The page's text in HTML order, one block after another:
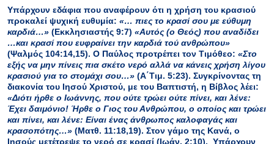
Υπάρχουν εδάφια που αναφέρουν ότι η χρήση του κρασιού
προκαλεί ψυχική ευθυμία: «… πιες το κρασί σου με εύθυμη
καρδιά…» (Εκκλησιαστής 9:7) «Αυτός(ο Θεός) που αναδίδει
…και κρασί που ευφραίνει την καρδιά τού ανθρώπου»
(Ψαλμός 104:14,15). Ο Παύλος προτρέπει τον Τιμόθεο: «Στο
εξής να μην πίνεις πια σκέτο νερό αλλά να κάνεις χρήση λίγου
κρασιού για το στομάχι σου…» (Α΄Τιμ. 5:23). Συγκρίνοντας τη
διακονία του Ιησού Χριστού, με του Βαπτιστή, η Βίβλος λέει:
«Διότι ήρθε ο Ιωάννης, που ούτε τρώει ούτε πίνει, και λένε:
Έχει δαιμόνιο! Ήρθε ο Γιος του Ανθρώπου, ο οποίος και τρώει
και πίνει, και λένε: Είναι ένας άνθρωπος καλοφαγάς και
κρασοπότης…» (Ματθ. 11:18,19). Στον γάμο της Κανά, ο
Ιησούς μετέτρεψε το νερό σε κρασί (Ιωάν. 2:10). Υπάρχουν